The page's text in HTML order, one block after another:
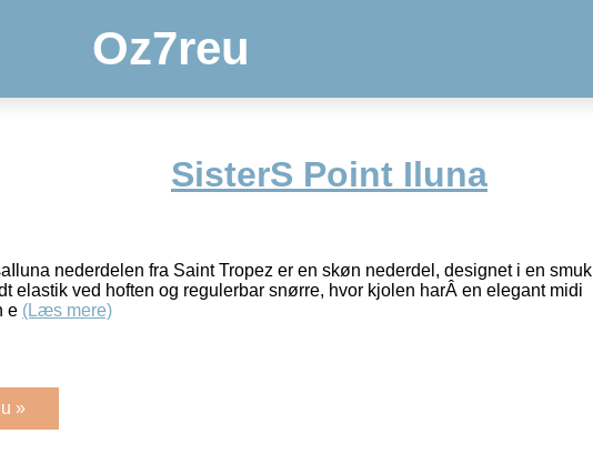
Oz7reu
SisterS Point Iluna
nederdelen fra Saint Tropez er en skøn nederdel, designet i en smuk
elastik ved hoften og regulerbar snørre, hvor kjolen harÂ en elegant midi
e (Læs mere)
»